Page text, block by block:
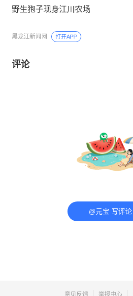
野生狍子现身江川农场
黑龙江新闻网 打开APP
评论
@元宝 写评论
意见反馈 举报中心